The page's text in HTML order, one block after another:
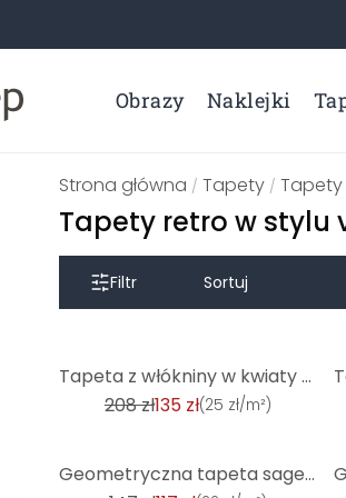
Obrazy Naklejki
Strona główna /Tapety /
Tapety retro w stylu
Filtr
Tapeta z włókniny w kwiaty żółto-zielona - tapeta w kwiaty w stylu retro - tapeta z wzorem vintage
208 zł135 zł(25 zł/m²)
Geometryczna tapeta sage silver - Tapeta z włókniny z nowoczesnym wzorem w linie - tapeta teksturowa